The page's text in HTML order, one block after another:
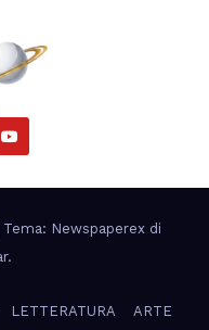
Tema: Newspaperex di
.
LETTERATURA ARTE